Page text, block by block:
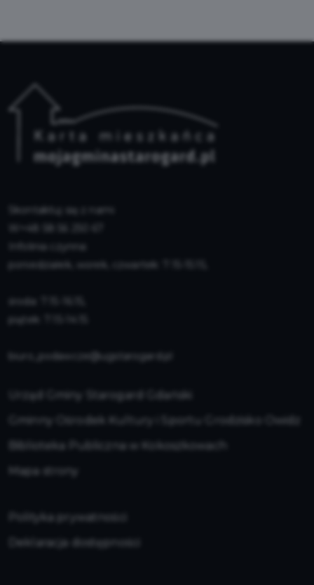
Skontaktuj się z nami
Infolinia czynna:
poniedziałek, worek, czwartek: 7:15-15:15,
środa: 7:15-16:15,
piątek: 7:15-14:15
biuro_podawcze@ugstarogard.pl
Urząd Gminy Starogard Gdański
Gminny Ośrodek Kultury i Sportu Grodzisko Owidz
Biblioteka Publiczna w Kokoszkowach
Mapa strony
Polityka prywatności
Deklaracja dostępności